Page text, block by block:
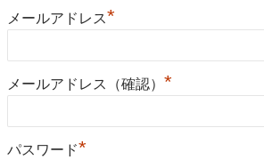
メールアドレス*
メールアドレス（確認） *
パスワード*